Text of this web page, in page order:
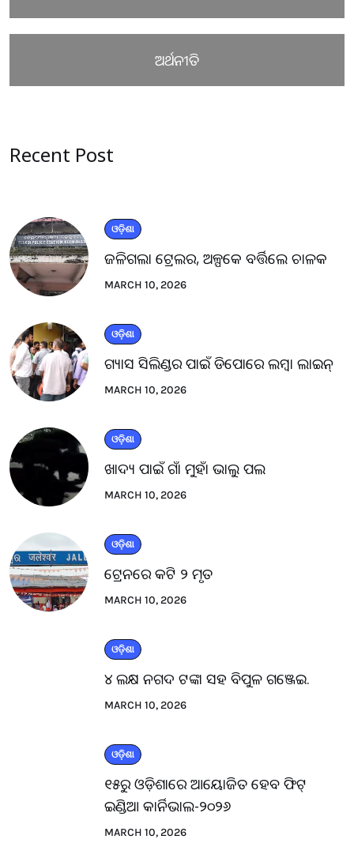
ଅର୍ଥନୀତି
Recent Post
ଓଡ଼ିଶା
ଜଳିଗଲା ଟ୍ରେଲର, ଅଳ୍ପକେ ବର୍ତ୍ତିଲେ ଚାଳକ
MARCH 10, 2026
ଓଡ଼ିଶା
ଗ୍ୟାସ ସିଲିଣ୍ଡର ପାଇଁ ଡିପୋରେ ଲମ୍ବା ଲାଇନ୍
MARCH 10, 2026
ଓଡ଼ିଶା
ଖାଦ୍ୟ ପାଇଁ ଗାଁ ମୁହାଁ ଭାଲୁ ପଲ
MARCH 10, 2026
ଓଡ଼ିଶା
ଟ୍ରେନରେ କଟି ୨ ମୃତ
MARCH 10, 2026
ଓଡ଼ିଶା
୪ ଲକ୍ଷ ନଗଦ ଟଙ୍କା ସହ ବିପୁଳ ଗଞ୍ଜେଇ.
MARCH 10, 2026
ଓଡ଼ିଶା
୧୫ରୁ ଓଡ଼ିଶାରେ ଆୟୋଜିତ ହେବ ଫିଟ୍
ଇଣ୍ଡିଆ କାର୍ନିଭାଲ-୨୦୨୬
MARCH 10, 2026